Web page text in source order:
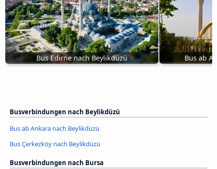
Bus Edirne nach Beylikdüzü Bus ab
Busverbindungen nach Beylikdüzü
Bus ab Ankara nach Beylikdüzü
Bus Çerkezköy nach Beylikdüzü
Busverbindungen nach Bursa